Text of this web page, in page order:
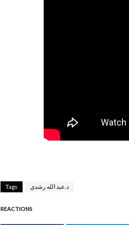
Tags د.عبد الله رشدي
REACTIONS